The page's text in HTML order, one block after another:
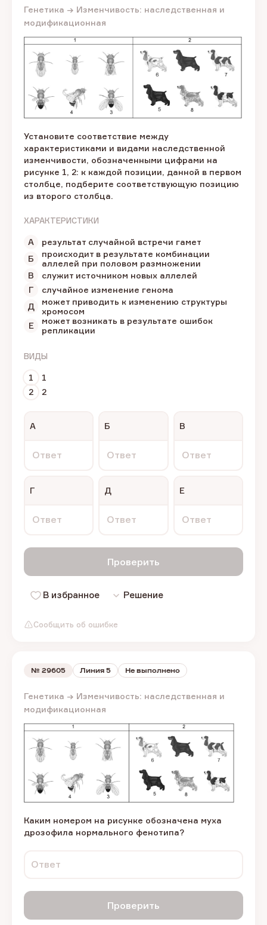
Сообщить об ошибке
Генетика → Изменчивость: наследственная и
модификационная
Установите соответствие между
характеристиками и видами наследственной
изменчивости, обозначенными цифрами на
рисунке 1, 2: к каждой позиции, данной в первом
столбце, подберите соответствующую позицию
из второго столбца.
ХАРАКТЕРИСТИКИ
А
результат случайной встречи гамет
Б
происходит в результате комбинации
аллелей при половом размножении
В
служит источником новых аллелей
Г
случайное изменение генома
Д
может приводить к изменению структуры
хромосом
Е
может возникать в результате ошибок
репликации
ВИДЫ
1
1
2
2
А
Ответ
Б
Ответ
В
Ответ
Г
Ответ
Д
Ответ
Е
Ответ
Проверить
В избранное Решение
№ 29605 Линия 5 Не выполнено
Генетика → Изменчивость: наследственная и
модификационная
Каким номером на рисунке обозначена муха
дрозофила нормального фенотипа?
Ответ
Проверить